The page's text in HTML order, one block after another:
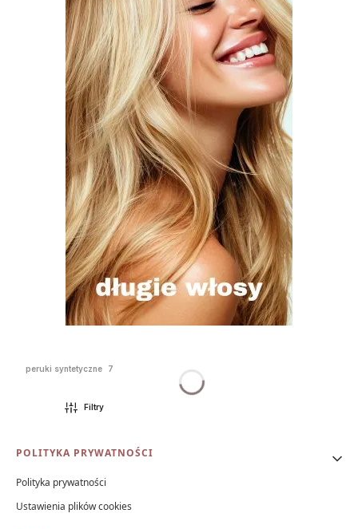
peruki syntetyczne 7
Filtry
Linki w stopce
POLITYKA PRYWATNOŚCI
Polityka prywatności
Ustawienia plików cookies